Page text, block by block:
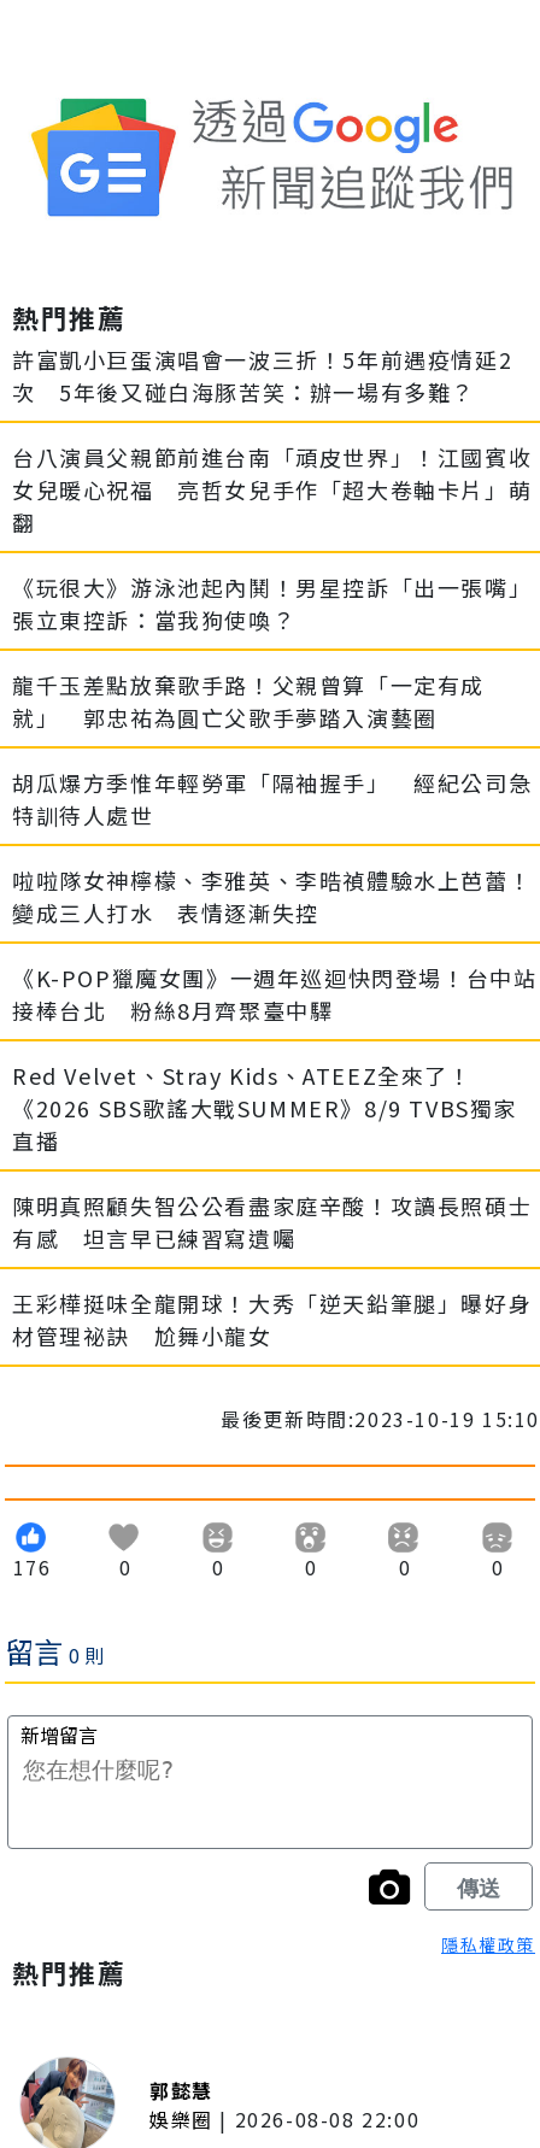
熱門推薦
許富凱小巨蛋演唱會一波三折！5年前遇疫情延2
次 5年後又碰白海豚苦笑：辦一場有多難？
台八演員父親節前進台南「頑皮世界」！江國賓收
女兒暖心祝福 亮哲女兒手作「超大卷軸卡片」萌
翻
《玩很大》游泳池起內鬨！男星控訴「出一張嘴」
張立東控訴：當我狗使喚？
龍千玉差點放棄歌手路！父親曾算「一定有成
就」 郭忠祐為圓亡父歌手夢踏入演藝圈
胡瓜爆方季惟年輕勞軍「隔袖握手」 經紀公司急
特訓待人處世
啦啦隊女神檸檬、李雅英、李晧禎體驗水上芭蕾！
變成三人打水 表情逐漸失控
《K-POP獵魔女團》一週年巡迴快閃登場！台中站
接棒台北 粉絲8月齊聚臺中驛
Red Velvet、Stray Kids、ATEEZ全來了！
《2026 SBS歌謠大戰SUMMER》8/9 TVBS獨家
直播
陳明真照顧失智公公看盡家庭辛酸！攻讀長照碩士
有感 坦言早已練習寫遺囑
王彩樺挺味全龍開球！大秀「逆天鉛筆腿」曝好身
材管理祕訣 尬舞小龍女
最後更新時間:2023-10-19 15:10
176 0 0 0 0 0
隱私權政策
熱門推薦
郭懿慧
娛樂圈 | 2026-08-08 22:00